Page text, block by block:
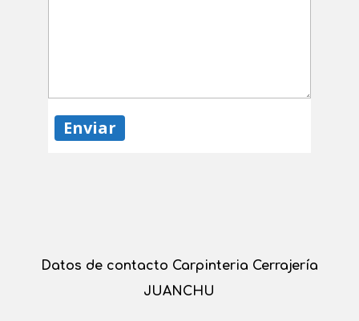
Datos de contacto Carpinteria Cerrajería
JUANCHU